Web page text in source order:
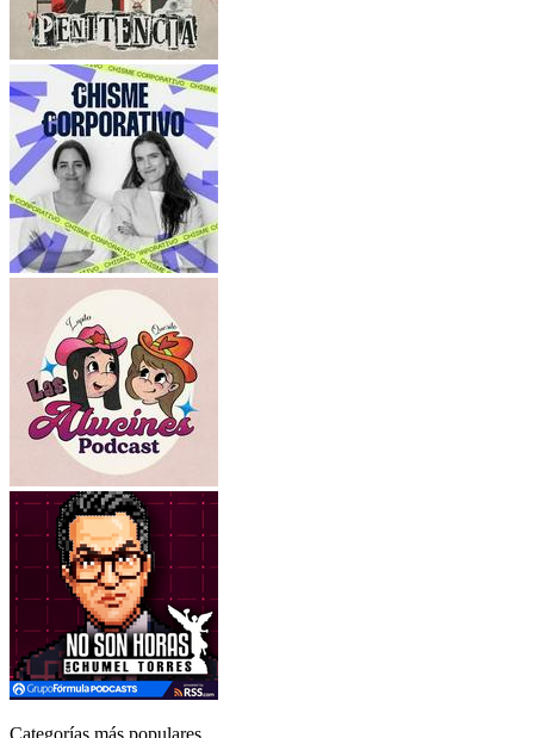
Categorías más populares